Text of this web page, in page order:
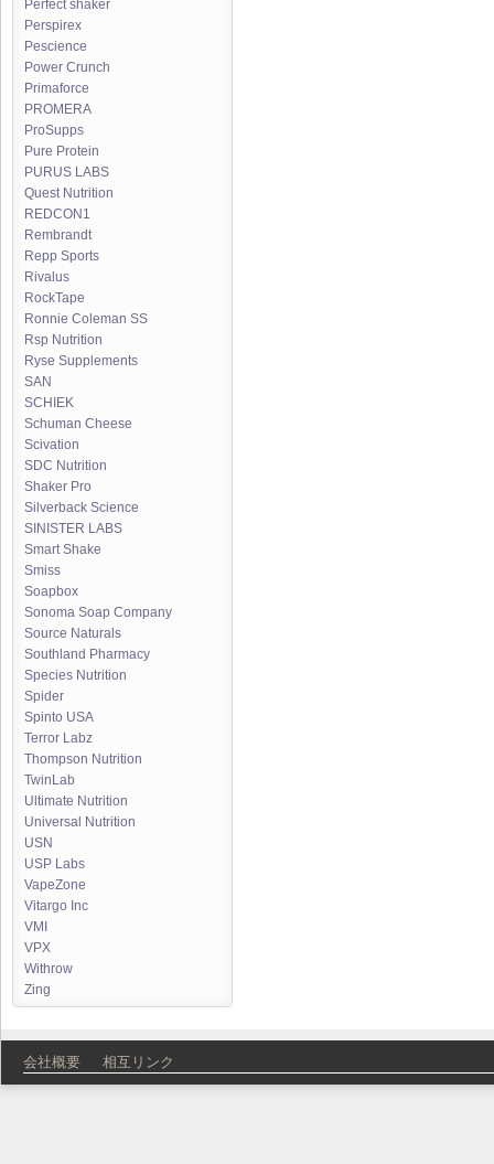
Perfect shaker
Perspirex
Pescience
Power Crunch
Primaforce
PROMERA
ProSupps
Pure Protein
PURUS LABS
Quest Nutrition
REDCON1
Rembrandt
Repp Sports
Rivalus
RockTape
Ronnie Coleman SS
Rsp Nutrition
Ryse Supplements
SAN
SCHIEK
Schuman Cheese
Scivation
SDC Nutrition
Shaker Pro
Silverback Science
SINISTER LABS
Smart Shake
Smiss
Soapbox
Sonoma Soap Company
Source Naturals
Southland Pharmacy
Species Nutrition
Spider
Spinto USA
Terror Labz
Thompson Nutrition
TwinLab
Ultimate Nutrition
Universal Nutrition
USN
USP Labs
VapeZone
Vitargo Inc
VMI
VPX
Withrow
Zing
会社概要 相互リンク